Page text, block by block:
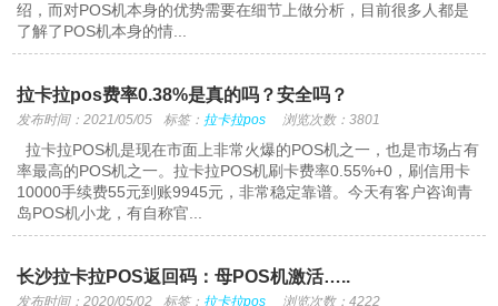
绍，而对POS机本身的优势需要在细节上做分析，目前很多人都是
了解了POS机本身的情...
拉卡拉pos费率0.38%是真的吗？安全吗？
发布时间：2021/05/05 标签： 拉卡拉pos 浏览次数：3801
拉卡拉POS机是现在市面上非常火爆的POS机之一，也是市场占有
率最高的POS机之一。拉卡拉POS机刷卡费率0.55%+0，刷信用卡
10000手续费55元到账9945元，非常稳定靠谱。今天有客户咨询青
岛POS机小龙，有自称官...
长沙拉卡拉POS返回码：母POS机激活…..
发布时间：2020/05/02 标签： 拉卡拉pos 浏览次数：4222